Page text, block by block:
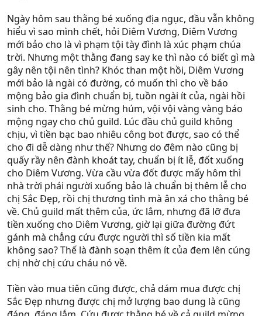
Ngày hôm sau thằng bé xuống địa ngục, đầu vẫn không
hiểu vì sao mình chết, hỏi Diêm Vương, Diêm Vương
mới bảo cho là vì phạm tội tày đình là xúc phạm chúa
trời. Nhưng một thằng đang say ke thì nào có biết gì mà
gây nên tội nên tình? Khóc than một hồi, Diêm Vương
mới bảo là ngài có đường, có muốn thì cho về báo
mộng bảo gia đình chuẩn bị, tuồn ngài ít của, ngài hồi
sinh cho. Thằng bé mừng húm, vội vội vàng vàng báo
mộng ngay cho chủ guild. Lúc đầu chủ guild không
chịu, vì tiền bạc bao nhiêu công bot được, sao có thể
cho đi dễ dàng như thế? Nhưng do đêm nào cũng bị
quấy rầy nên đành khoát tay, chuẩn bị ít lễ, đốt xuống
cho Diêm Vương. Vừa cầu vừa đốt được mấy hôm thì
nhà trời phái người xuống bảo là chuẩn bị thêm lễ cho
chị Sắc Đẹp, rồi chị thương tình mà ân xá cho thằng bé
về. Chủ guild mất thêm của, ức lắm, nhưng đã lỡ đưa
tiền xuống cho Diêm Vương, giờ lại giữa đường đứt
gánh mà chẳng cứu được người thì số tiền kia mất
không sao? Thế là đành soạn thêm ít của đem lên cúng
chị nhờ chị cứu cháu nó về.
Tiền vào mua tiên cũng được, chả dám mua được chị
Sắc Đẹp nhưng được chị mở lượng bao dung là cũng